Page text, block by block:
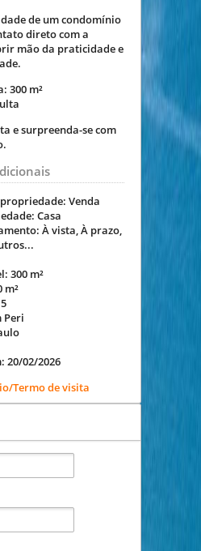
de um condomínio
direto com a
mão da praticidade e
300 m²
e surpreenda-se com
Venda
Casa
À vista, À prazo,
300 m²
m²
5
Peri
20/02/2026
Termo de visita